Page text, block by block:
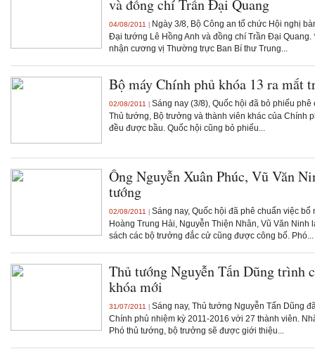
và đồng chí Trần Đại Quang
04/08/2011
Ngày 3/8, Bộ Công an tổ chức Hội nghị
Đại tướng Lê Hồng Anh và đồng chí Trần Đại Quang.
nhận cương vị Thường trực Ban Bí thư Trung...
Bộ máy Chính phủ khóa 13 ra mắt
02/08/2011
Sáng nay (3/8), Quốc hội đã bỏ phiếu
Thủ tướng, Bộ trưởng và thành viên khác của Chính
đều được bầu. Quốc hội cũng bỏ phiếu...
Ông Nguyễn Xuân Phúc, Vũ Văn
tướng
02/08/2011
Sáng nay, Quốc hội đã phê chuẩn việc
Hoàng Trung Hải, Nguyễn Thiện Nhân, Vũ Văn Ninh
sách các bộ trưởng đắc cử cũng được công bố. Phó...
Thủ tướng Nguyễn Tấn Dũng trình
khóa mới
31/07/2011
Sáng nay, Thủ tướng Nguyễn Tấn Dũng
Chính phủ nhiệm kỳ 2011-2016 với 27 thành viên.
Phó thủ tướng, bộ trưởng sẽ được giới thiệu...